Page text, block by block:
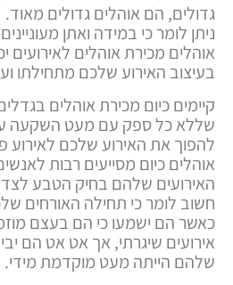
גדולים, הם אוהלים גדולים מאוד.
ניתן לומר כי במידה ואתן
אוהלים מכירת אוהלים לאירועים
בעיצוב האירוע שלכם מתחילתו
קיימים כיום מכירת אוהלים
שללא כל ספק עם מעט השקעה על
להפוך את האירוע שלכם
אוהלים כיום מסייעים רבות
האירועים שלהם בחיק הטבע לצד
חשוב לומר כי תחילה האורחים
כאשר הם ישמעו כי הם בעצם
אירועים שיגרתי, אך אט אט הם
שלהם הייתה מעט מוקדמת מידי.